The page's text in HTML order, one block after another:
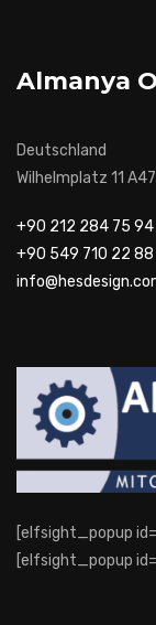
Almanya
Deutschland
Wilhelmplatz 11
+90 212 284 75 94
+90 549 710 22 88
[elfsight_popup
[elfsight_popup